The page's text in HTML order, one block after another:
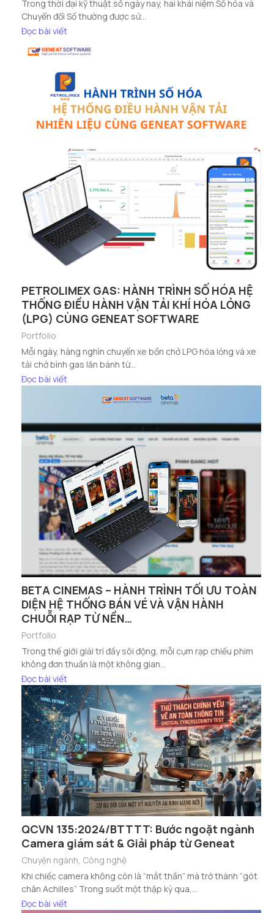
Trong thời đại kỹ thuật số ngày nay, hai khái niệm Số hóa và
Chuyển đổi Số thường được sử...
Đọc bài viết
PETROLIMEX GAS: HÀNH TRÌNH SỐ HÓA HỆ
THỐNG ĐIỀU HÀNH VẬN TẢI KHÍ HÓA LỎNG
(LPG) CÙNG GENEAT SOFTWARE
Portfolio
Mỗi ngày, hàng nghìn chuyến xe bồn chở LPG hóa lỏng và xe
tải chở bình gas lăn bánh từ...
Đọc bài viết
BETA CINEMAS – HÀNH TRÌNH TỐI ƯU TOÀN
DIỆN HỆ THỐNG BÁN VÉ VÀ VẬN HÀNH
CHUỖI RẠP TỪ NỀN…
Portfolio
Trong thế giới giải trí đầy sôi động, mỗi cụm rạp chiếu phim
không đơn thuần là một không gian...
Đọc bài viết
QCVN 135:2024/BTTTT: Bước ngoặt ngành
Camera giám sát & Giải pháp từ Geneat
Chuyện ngành Công nghệ
Khi chiếc camera không còn là “mắt thần” mà trở thành “gót
chân Achilles” Trong suốt một thập kỷ qua,...
Đọc bài viết